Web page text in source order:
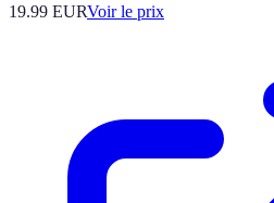
19.99 EURVoir le prix